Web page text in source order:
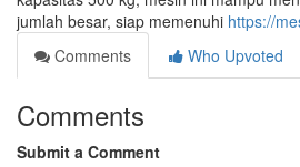
jumlah besar, siap memenuhi https://
Comments
Who Upvoted
Comments
Submit a Comment